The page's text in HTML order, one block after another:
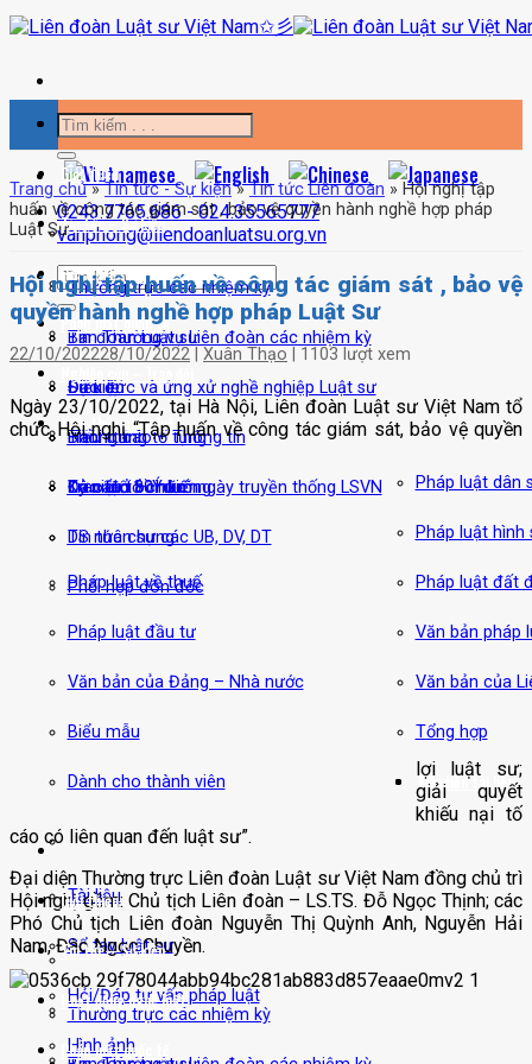
Bỏ
qua
dung
0243.7765.686 - 024.35565777
vanphong@liendoanluatsu.org.vn
Giới thiệu
Thường trực các nhiệm kỳ
Ban Thường vụ Liên đoàn các nhiệm kỳ
Điều lệ
Biểu trưng
Cơ cấu tổ chức
DS nhân sự các UB, DV, DT
Tin tức – Sự kiện
Tin đoàn Luật sư
Sự kiện
Thông báo – Thông tin
Đào tạo bồi dưỡng
Tin tức chung
Phối hợp đôn đốc
Hoạt động nghề luật
Đạo đức và ứng xử nghề nghiệp Luật sư
Hành trình tố tụng
Kỷ niệm 80 năm ngày truyền thống LSVN
Pháp luật quốc tế
Nghiên cứu – Trao đổi
Trao đổi – Ý kiến
Kiến thức pháp luật
Pháp luật dân
Pháp luật hình
Pháp luật về thuế Pháp luật đất
Pháp luật đầu tư Văn bản pháp
Văn bản của Đảng – Nhà nước Văn bản của
Biểu mẫu Tổng hợp
Dành cho thành viên Thư viện tài liệu
Tài liệu
Sổ tay luật sư
Hỏi/Đáp tư vấn pháp luật
Hình ảnh
Liên hệ
Giới thiệu
Thường trực các nhiệm kỳ
Tin tức – Sự kiện
Hoạt động nghề luật
Pháp luật quốc tế
Trang chủ»Tin tức - Sự kiện»Tin tức Liên đoàn » Hội nghị tập
huấn về công tác giám sát , bảo vệ quyền hành nghề hợp pháp
Luật Sư
Hội nghị tập huấn về công tác giám sát , bảo vệ
quyền hành nghề hợp pháp Luật Sư
22/10/202228/10/2022 Xuân Thạo 1103 lượt xem
Ngày 23/10/2022, tại Hà Nội, Liên đoàn Luật sư Việt Nam tổ
chức Hội nghị “Tập huấn về công tác giám sát, bảo vệ quyền
lợi luật sư;
giải quyết
khiếu nại tố
cáo có liên quan đến luật sư”.
Đại diện Thường trực Liên đoàn Luật sư Việt Nam đồng chủ trì
Hội nghị gồm: Chủ tịch Liên đoàn – LS.TS. Đỗ Ngọc Thịnh; các
Phó Chủ tịch Liên đoàn Nguyễn Thị Quỳnh Anh, Nguyễn Hải
Nam, Đào Ngọc Chuyền.